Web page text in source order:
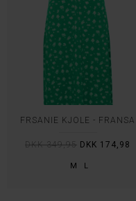
M L
FRSANIE KJOLE - FRANSA
DKK 349,95 DKK 174,98